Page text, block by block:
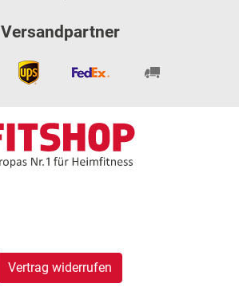
Versandpartner
Vertrag widerrufen